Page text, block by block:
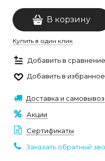
В корзину
Купить в один клик
Добавить в сравнение
Добавить в избранное
Доставка и самовывоз
Акции
Сертификаты
Заказать обратный